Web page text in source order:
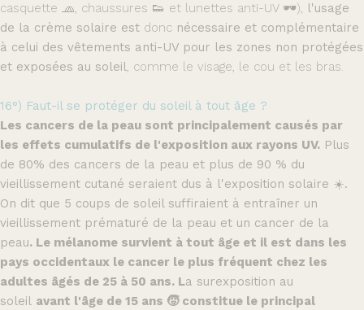
casquette 🧢, chaussures 👟 et lunettes anti-UV 🕶️), l'usage
de la crème solaire est donc nécessaire et complémentaire
à celui des vêtements anti-UV pour les zones non protégées
et exposées au soleil, comme le visage, le cou et les bras.
16°) Faut-il se protéger du soleil à tout âge ?
Les cancers de la peau sont principalement causés par
les effets cumulatifs de l'exposition aux rayons UV. Plus
de 80% des cancers de la peau et plus de 90 % du
vieillissement cutané seraient dus à l'exposition solaire ☀️.
On dit que 5 coups de soleil suffiraient à entraîner un
vieillissement prématuré de la peau et un cancer de la
peau. Le mélanome survient à tout âge et il est dans les
pays occidentaux le cancer le plus fréquent chez les
adultes âgés de 25 à 50 ans. La surexposition au
soleil avant l'âge de 15 ans 🧒 constitue le principal